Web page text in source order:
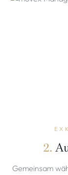
2.
Gemeinsam